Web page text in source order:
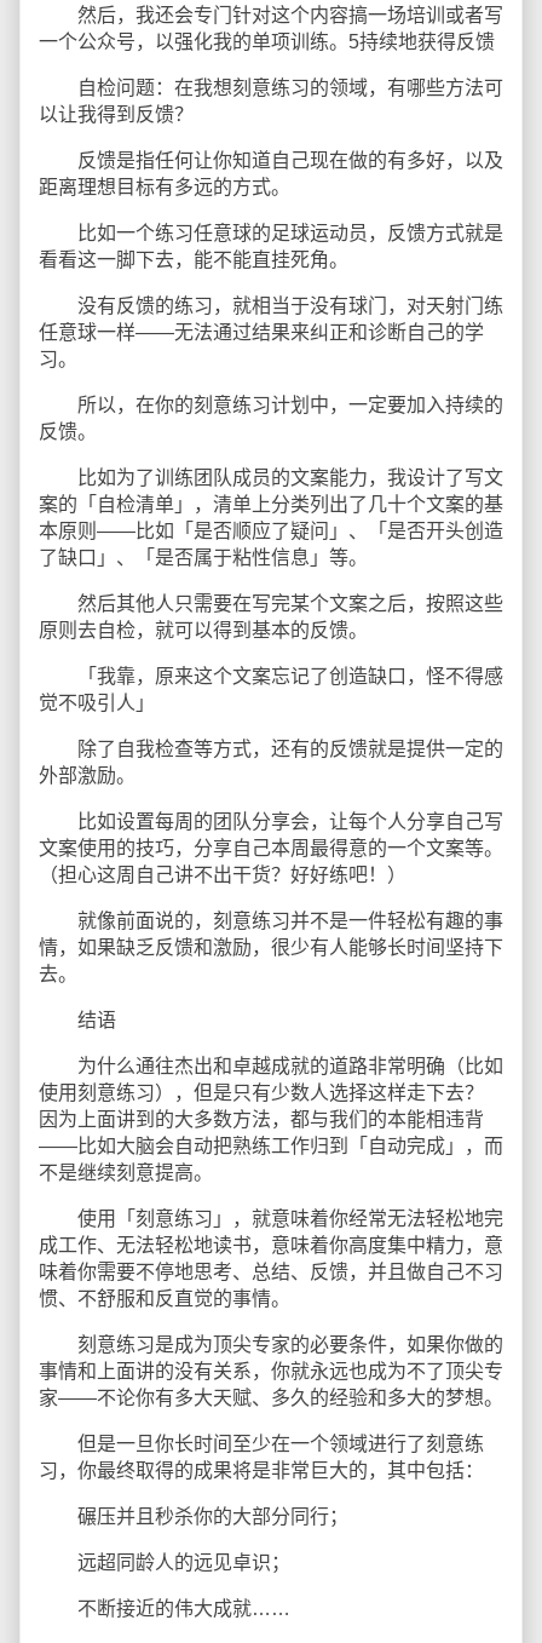
然后，我还会专门针对这个内容搞一场培训或者写
一个公众号，以强化我的单项训练。5持续地获得反馈
自检问题：在我想刻意练习的领域，有哪些方法可
以让我得到反馈？
反馈是指任何让你知道自己现在做的有多好，以及
距离理想目标有多远的方式。
比如一个练习任意球的足球运动员，反馈方式就是
看看这一脚下去，能不能直挂死角。
没有反馈的练习，就相当于没有球门，对天射门练
任意球一样——无法通过结果来纠正和诊断自己的学
习。
所以，在你的刻意练习计划中，一定要加入持续的
反馈。
比如为了训练团队成员的文案能力，我设计了写文
案的「自检清单」，清单上分类列出了几十个文案的基
本原则——比如「是否顺应了疑问」、「是否开头创造
了缺口」、「是否属于粘性信息」等。
然后其他人只需要在写完某个文案之后，按照这些
原则去自检，就可以得到基本的反馈。
「我靠，原来这个文案忘记了创造缺口，怪不得感
觉不吸引人」
除了自我检查等方式，还有的反馈就是提供一定的
外部激励。
比如设置每周的团队分享会，让每个人分享自己写
文案使用的技巧，分享自己本周最得意的一个文案等。
（担心这周自己讲不出干货？好好练吧！）
就像前面说的，刻意练习并不是一件轻松有趣的事
情，如果缺乏反馈和激励，很少有人能够长时间坚持下
去。
结语
为什么通往杰出和卓越成就的道路非常明确（比如
使用刻意练习），但是只有少数人选择这样走下去？
因为上面讲到的大多数方法，都与我们的本能相违背
——比如大脑会自动把熟练工作归到「自动完成」，而
不是继续刻意提高。
使用「刻意练习」，就意味着你经常无法轻松地完
成工作、无法轻松地读书，意味着你高度集中精力，意
味着你需要不停地思考、总结、反馈，并且做自己不习
惯、不舒服和反直觉的事情。
刻意练习是成为顶尖专家的必要条件，如果你做的
事情和上面讲的没有关系，你就永远也成为不了顶尖专
家——不论你有多大天赋、多久的经验和多大的梦想。
但是一旦你长时间至少在一个领域进行了刻意练
习，你最终取得的成果将是非常巨大的，其中包括：
碾压并且秒杀你的大部分同行；
远超同龄人的远见卓识；
不断接近的伟大成就……